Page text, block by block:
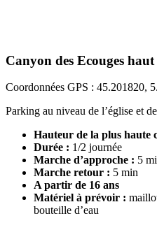
Canyon des Ecouges haut
Coordonnées GPS : 45.201820,
Parking au niveau de l’église et
Hauteur de la plus haute
Durée : 1/2 journée
Marche d’approche : 5
Marche retour : 5 min
A partir de 16 ans
Matériel à prévoir :
bouteille d’eau